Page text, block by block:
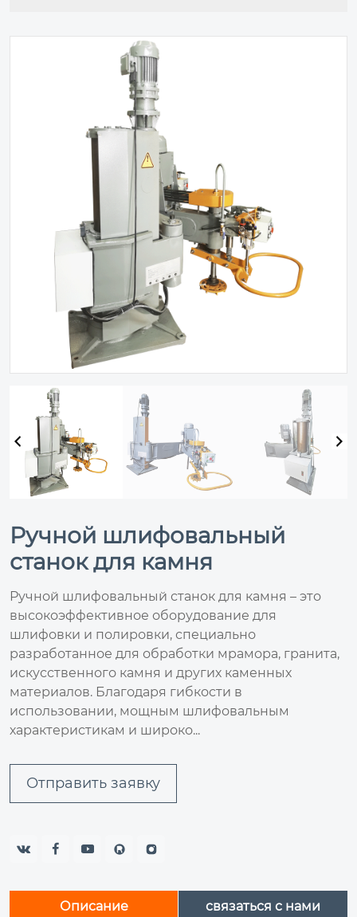
Ручной шлифовальный
станок для камня
Ручной шлифовальный станок для камня – это
высокоэффективное оборудование для
шлифовки и полировки, специально
разработанное для обработки мрамора, гранита,
искусственного камня и других каменных
материалов. Благодаря гибкости в
использовании, мощным шлифовальным
характеристикам и широко...
Отправить заявку
  
Описание связаться с нами